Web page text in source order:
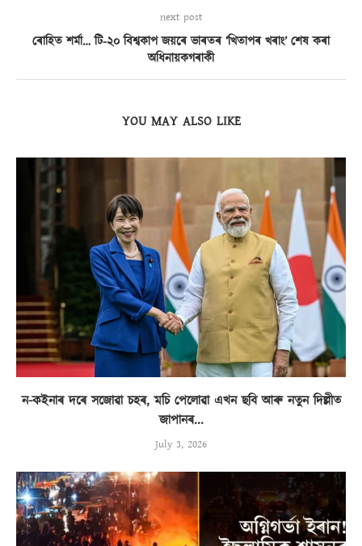
next post
ৰোহিত শৰ্মা… টি-২০ বিশ্বকাপ জয়ৰে ভাৰতৰ ‘খিতাপৰ খৰাং’ শেষ কৰা
অধিনায়কগৰাকী
YOU MAY ALSO LIKE
ন-কইনাৰ দৰে সজোৱা চহৰ, মচি পেলোৱা এখন ছবি আৰু নতুন দিল্লীত
জাপানৰ...
July 3, 2026